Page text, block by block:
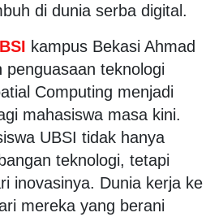
di dunia serba digital.
kampus Bekasi Ahmad
penguasaan teknologi
Computing menjadi
mahasiswa masa kini.
UBSI tidak hanya
teknologi, tetapi
inovasinya. Dunia kerja ke
mereka yang berani